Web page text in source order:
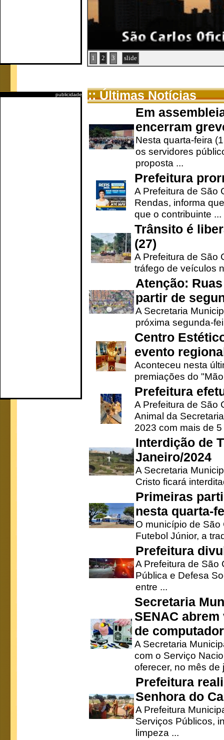
publicidade
1 2 3 slide
:: Últimas Notícias
Em
encerram
Nesta quarta-feira
os servidores
proposta ...
Prefeitura
A Prefeitura de São
Rendas, informa
que o contribuinte ...
Trânsito é
(27)
A Prefeitura de São
tráfego de veículos
Atenção:
partir de
A Secretaria
próxima segunda-
Centro
evento
Aconteceu nesta
premiações do
Prefeitura
A Prefeitura de São
Animal da
2023 com mais de 5
Interdição de
Janeiro/2024
A Secretaria
Cristo ficará
Primeiras
nesta quarta-
O município de
Futebol Júnior, a
Prefeitura
A Prefeitura de São
Pública e Defesa
entre ...
Secretaria
SENAC
de
A Secretaria
com o Serviço
oferecer, no mês de
Prefeitura
Senhora do
A Prefeitura
Serviços Públicos,
limpeza ...